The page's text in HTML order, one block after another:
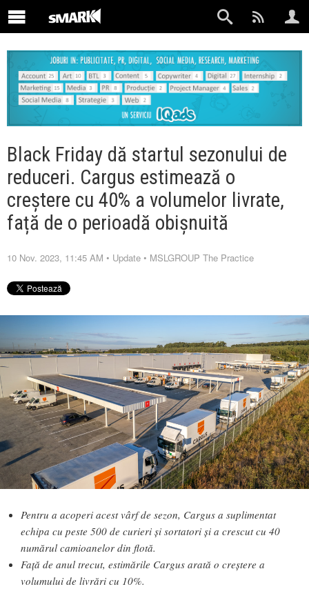
Black Friday dă startul sezonului de
reduceri. Cargus estimează o
creștere cu 40% a volumelor livrate,
față de o perioadă obișnuită
10 Nov. 2023, 11:45 AM • Update • MSLGROUP The Practice
Pentru a acoperi acest vârf de sezon, Cargus a suplimentat
echipa cu peste 500 de curieri și sortatori și a crescut cu 40
numărul camioanelor din flotă.
Față de anul trecut, estimările Cargus arată o creștere a
volumului de livrări cu 10%.